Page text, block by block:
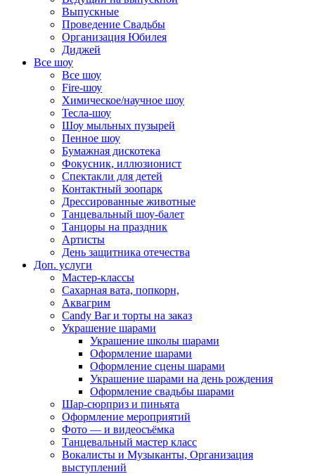
Выпускные
Проведение Свадьбы
Организация Юбилея
Диджей
Все шоу
Все шоу
Fire-шоу
Химическое/научное шоу
Тесла-шоу
Шоу мыльных пузырей
Пенное шоу
Бумажная дискотека
Фокусник, иллюзионист
Спектакли для детей
Контактный зоопарк
Дрессированные животные
Танцевальный шоу-балет
Танцоры на праздник
Артисты
День защитника отечества
Доп. услуги
Мастер-классы
Сахарная вата, попкорн,
Аквагрим
Candy Bar и торты на заказ
Украшение шарами
Украшение школы шарами
Оформление шарами
Оформление сцены шарами
Украшение шарами на день рождения
Оформление свадьбы шарами
Шар-сюрприз и пиньята
Оформление мероприятий
Фото — и видеосъёмка
Танцевальный мастер класс
Вокалисты и Музыканты, Организация
выступлений